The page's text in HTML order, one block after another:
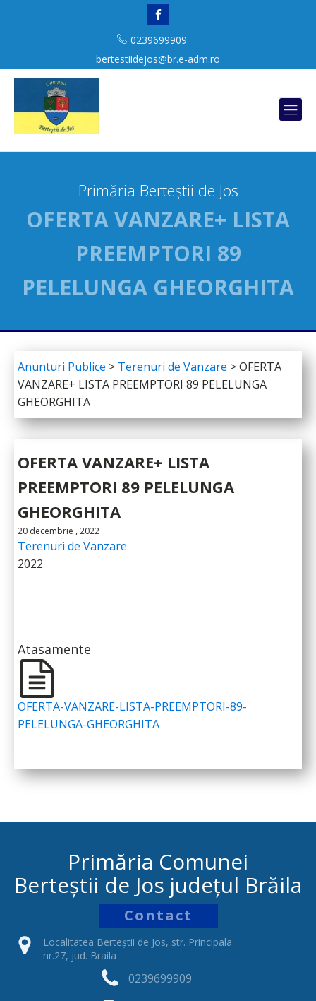
0239699909
bertestiidejos@br.e-adm.ro
Primăria Berteștii de Jos
OFERTA VANZARE+ LISTA
PREEMPTORI 89
PELELUNGA GHEORGHITA
Anunturi Publice > Terenuri de Vanzare >OFERTA
VANZARE+ LISTA PREEMPTORI 89 PELELUNGA
GHEORGHITA
OFERTA VANZARE+ LISTA
PREEMPTORI 89 PELELUNGA
GHEORGHITA
20 decembrie , 2022
Terenuri de Vanzare
2022
Atasamente
OFERTA-VANZARE-LISTA-PREEMPTORI-89-
PELELUNGA-GHEORGHITA
Primăria Comunei
Berteștii de Jos județul Brăila
Contact
Localitatea Berteștii de Jos, str. Principala
nr.27, jud. Braila
0239699909